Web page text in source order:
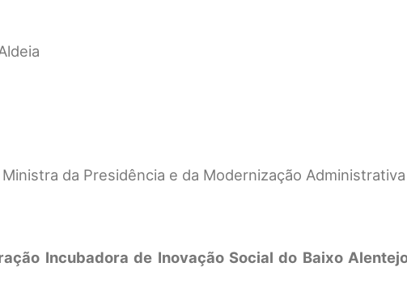
da Presidência e da Modernização Administrativa
Incubadora de Inovação Social do Baixo